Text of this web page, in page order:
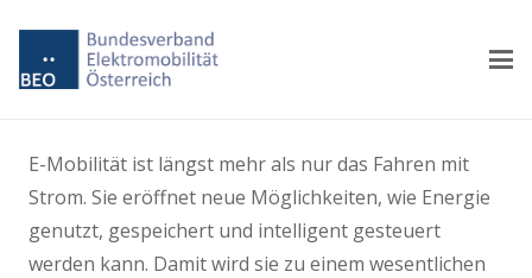
E-Mobilität ist längst mehr als nur das Fahren mit
Strom. Sie eröffnet neue Möglichkeiten, wie Energie
genutzt, gespeichert und intelligent gesteuert
werden kann. Damit wird sie zu einem wesentlichen